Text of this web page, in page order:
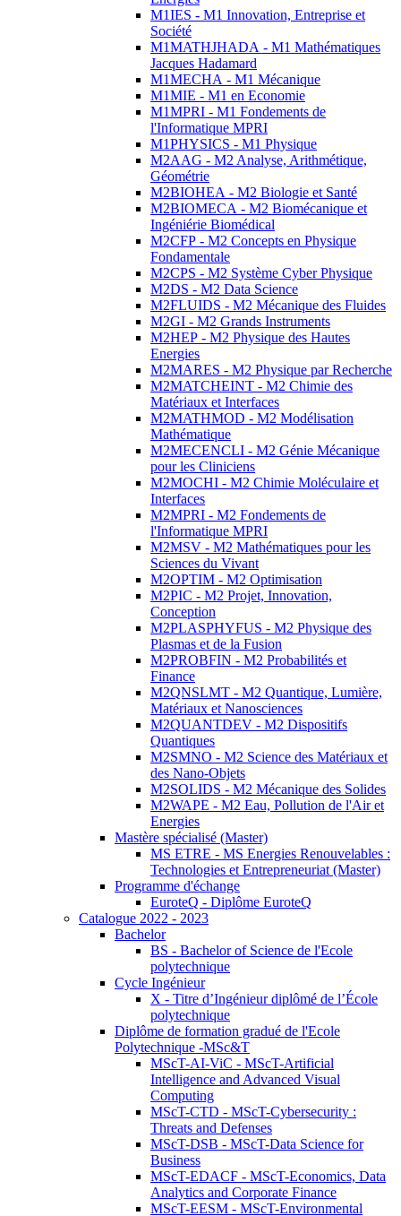
M1IES - M1 Innovation, Entreprise et
Société
M1MATHJHADA - M1 Mathématiques
Jacques Hadamard
M1MECHA - M1 Mécanique
M1MIE - M1 en Economie
M1MPRI - M1 Fondements de
l'Informatique MPRI
M1PHYSICS - M1 Physique
M2AAG - M2 Analyse, Arithmétique,
Géométrie
M2BIOHEA - M2 Biologie et Santé
M2BIOMECA - M2 Biomécanique et
Ingéniérie Biomédical
M2CFP - M2 Concepts en Physique
Fondamentale
M2CPS - M2 Système Cyber Physique
M2DS - M2 Data Science
M2FLUIDS - M2 Mécanique des Fluides
M2GI - M2 Grands Instruments
M2HEP - M2 Physique des Hautes
Energies
M2MARES - M2 Physique par Recherche
M2MATCHEINT - M2 Chimie des
Matériaux et Interfaces
M2MATHMOD - M2 Modélisation
Mathématique
M2MECENCLI - M2 Génie Mécanique
pour les Cliniciens
M2MOCHI - M2 Chimie Moléculaire et
Interfaces
M2MPRI - M2 Fondements de
l'Informatique MPRI
M2MSV - M2 Mathématiques pour les
Sciences du Vivant
M2OPTIM - M2 Optimisation
M2PIC - M2 Projet, Innovation,
Conception
M2PLASPHYFUS - M2 Physique des
Plasmas et de la Fusion
M2PROBFIN - M2 Probabilités et
Finance
M2QNSLMT - M2 Quantique, Lumière,
Matériaux et Nanosciences
M2QUANTDEV - M2 Dispositifs
Quantiques
M2SMNO - M2 Science des Matériaux et
des Nano-Objets
M2SOLIDS - M2 Mécanique des Solides
M2WAPE - M2 Eau, Pollution de l'Air et
Energies
Mastère spécialisé (Master)
MS ETRE - MS Energies Renouvelables :
Technologies et Entrepreneuriat (Master)
Programme d'échange
EuroteQ - Diplôme EuroteQ
Catalogue 2022 - 2023
Bachelor
BS - Bachelor of Science de l'Ecole
polytechnique
Cycle Ingénieur
X - Titre d’Ingénieur diplômé de l’École
polytechnique
Diplôme de formation gradué de l'Ecole
Polytechnique -MSc&T
MScT-AI-ViC - MScT-Artificial
Intelligence and Advanced Visual
Computing
MScT-CTD - MScT-Cybersecurity :
Threats and Defenses
MScT-DSB - MScT-Data Science for
Business
MScT-EDACF - MScT-Economics, Data
Analytics and Corporate Finance
MScT-EESM - MScT-Environmental